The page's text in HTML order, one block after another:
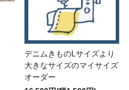
デニムきものLサイズより
大きなサイズのマイサイズ
オーダー